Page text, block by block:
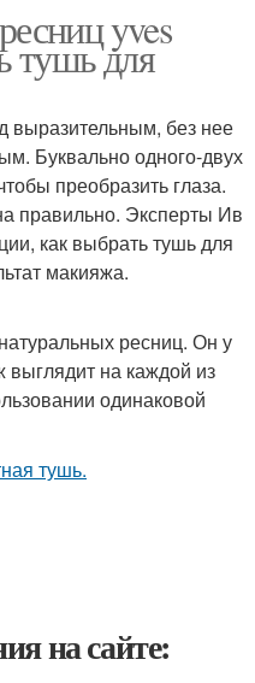
yves
тушь для
выразительным, без нее
Буквально одного-двух
преобразить глаза.
правильно. Эксперты Ив
как выбрать тушь для
макияжа.
ресниц. Он у
на каждой из
одинаковой
на сайте: